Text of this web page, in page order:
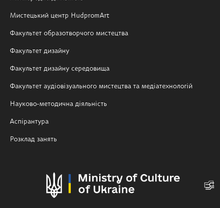
Мистецький центр HudpromArt
Факультет образотворчого мистецтва
Факультет дизайну
Факультет дизайну середовища
Факультет аудіовізуального мистецтва та медіатехнологій
Науково-методична діяльність
Аспірантура
Розклад занять